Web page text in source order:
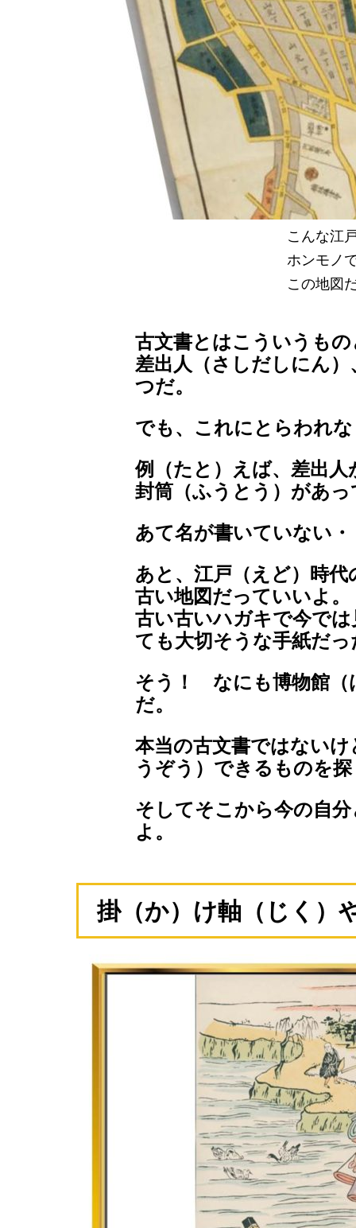
こんな江
ホンモノ
この地図
古文書とはこういうも
差出人（さしだしにん
つだ。
でも、これにとらわれ
例（たと）えば、差出
封筒（ふうとう）があ
あて名が書いていない
あと、江戸（えど）時
古い地図だっていいよ。
古い古いハガキで今で
ても大切そうな手紙だっ
そう！ なにも博物館（
だ。
本当の古文書ではない
うぞう）できるものを
そしてそこから今の自
よ。
掛（か）け軸（じく